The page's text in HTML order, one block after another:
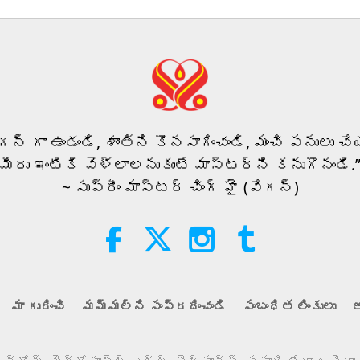
38
గా ఉండండి, శాంతిని కొనసాగించండి, మంచి పనులు
మీరు ఇంటికి వెళ్లాలనుకుంటే మాస్టర్‌ని కనుగొనండి.”
~ సుప్రీం మాస్టర్ చింగ్ హై (వేగన్)
మా గురించి మమ్మల్ని సంప్రదించండి సంబంధిత లింకులు